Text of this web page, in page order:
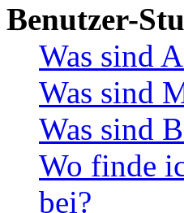
Benutzer-
Was sind
Was sind
Was sind
Wo finde
bei?